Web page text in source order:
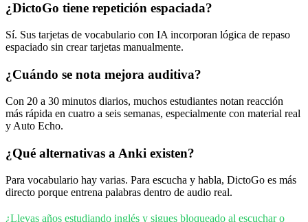
¿DictoGo tiene repetición espaciada?
Sí. Sus tarjetas de vocabulario con IA incorporan lógica de repaso
espaciado sin crear tarjetas manualmente.
¿Cuándo se nota mejora auditiva?
Con 20 a 30 minutos diarios, muchos estudiantes notan reacción
más rápida en cuatro a seis semanas, especialmente con material real
y Auto Echo.
¿Qué alternativas a Anki existen?
Para vocabulario hay varias. Para escucha y habla, DictoGo es más
directo porque entrena palabras dentro de audio real.
¿Llevas años estudiando inglés y sigues bloqueado al escuchar o